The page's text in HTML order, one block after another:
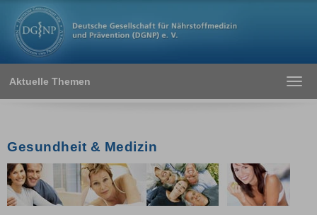
Aktuelle Themen
Gesundheit & Medizin